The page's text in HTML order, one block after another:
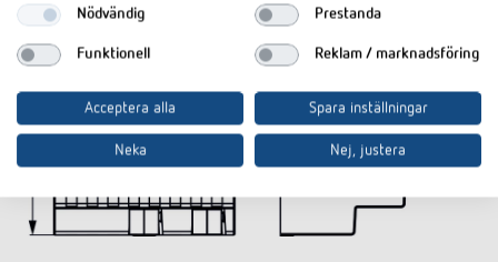
Nödvändig Prestanda
Funktionell Reklam / marknadsföring
Acceptera alla Spara inställningar
Neka Nej, justera